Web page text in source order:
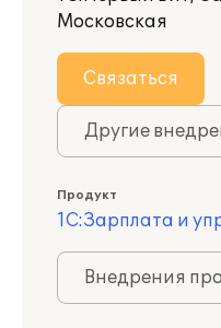
Московская
Связаться
Другие
Продукт
1С:Зарплата и
Внедрения